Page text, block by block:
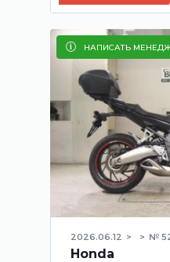
НАПИСАТЬ
2026.06.12 №
Honda